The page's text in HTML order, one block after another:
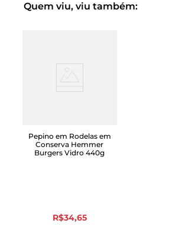
Quem viu, viu também:
Pepino em Rodelas em
Conserva Hemmer
Burgers Vidro 440g
R$34,65